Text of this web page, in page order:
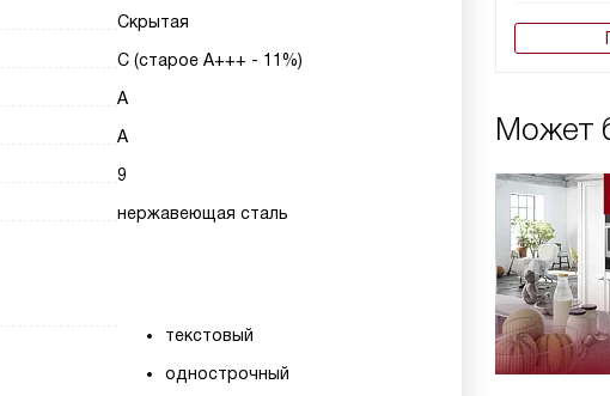
Может
Скрытая
С (старое А+++ - 11%)
A
A
9
нержавеющая сталь
текстовый
однострочный